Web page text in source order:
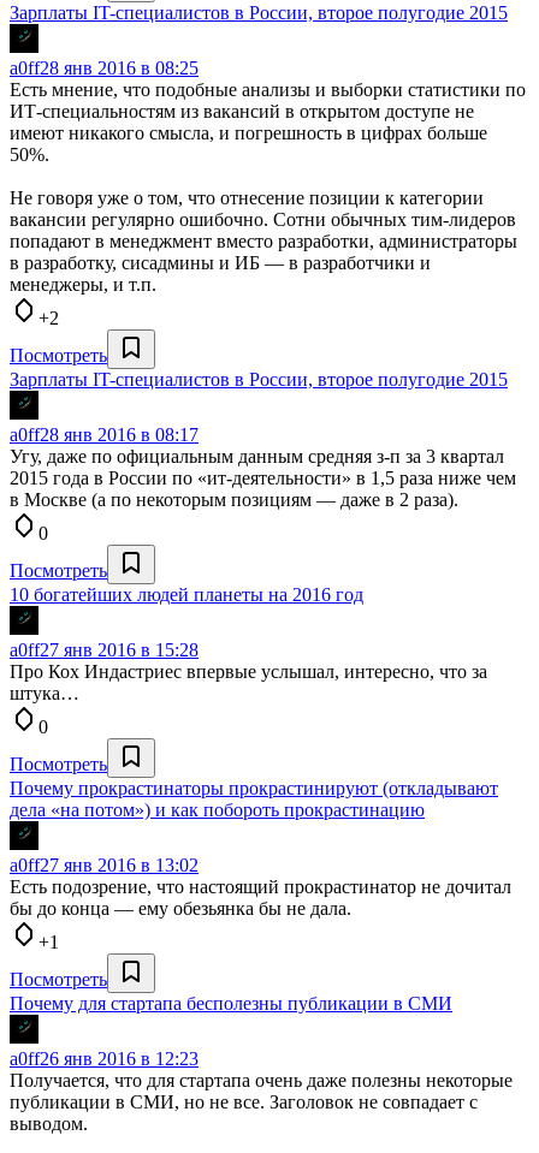
Зарплаты IT-специалистов в России, второе полугодие 2015
a0ff28 янв 2016 в 08:25
Есть мнение, что подобные анализы и выборки статистики по
ИТ-специальностям из вакансий в открытом доступе не
имеют никакого смысла, и погрешность в цифрах больше
50%.
Не говоря уже о том, что отнесение позиции к категории
вакансии регулярно ошибочно. Сотни обычных тим-лидеров
попадают в менеджмент вместо разработки, администраторы
в разработку, сисадмины и ИБ — в разработчики и
менеджеры, и т.п.
+2
Посмотреть
Зарплаты IT-специалистов в России, второе полугодие 2015
a0ff28 янв 2016 в 08:17
Угу, даже по официальным данным средняя з-п за 3 квартал
2015 года в России по «ит-деятельности» в 1,5 раза ниже чем
в Москве (а по некоторым позициям — даже в 2 раза).
0
Посмотреть
10 богатейших людей планеты на 2016 год
a0ff27 янв 2016 в 15:28
Про Кох Индастриес впервые услышал, интересно, что за
штука…
0
Посмотреть
Почему прокрастинаторы прокрастинируют (откладывают
дела «на потом») и как побороть прокрастинацию
a0ff27 янв 2016 в 13:02
Есть подозрение, что настоящий прокрастинатор не дочитал
бы до конца — ему обезьянка бы не дала.
+1
Посмотреть
Почему для стартапа бесполезны публикации в СМИ
a0ff26 янв 2016 в 12:23
Получается, что для стартапа очень даже полезны некоторые
публикации в СМИ, но не все. Заголовок не совпадает с
выводом.